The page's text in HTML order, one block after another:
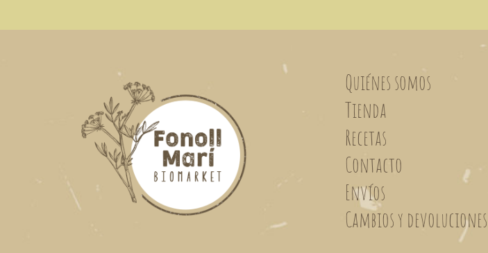
Quiénes somos
Tienda
Recetas
Contacto
Envíos
Cambios y devoluciones